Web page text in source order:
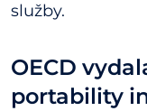
služby.
OECD
portability